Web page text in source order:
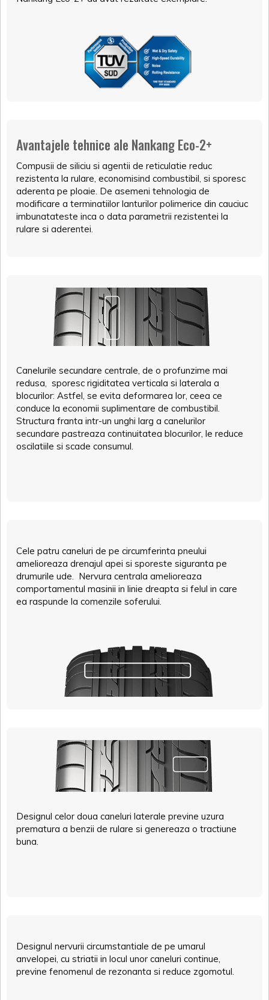
Avantajele tehnice ale Nankang Eco-2+
Compusii de siliciu si agentii de reticulatie reduc
rezistenta la rulare, economisind combustibil, si sporesc
aderenta pe ploaie. De asemeni tehnologia de
modificare a terminatiilor lanturilor polimerice din cauciuc
imbunatateste inca o data parametrii rezistentei la
rulare si aderentei.
Canelurile secundare centrale, de o profunzime mai
redusa, sporesc rigiditatea verticala si laterala a
blocurilor: Astfel, se evita deformarea lor, ceea ce
conduce la economii suplimentare de combustibil.
Structura franta intr-un unghi larg a canelurilor
secundare pastreaza continuitatea blocurilor, le reduce
oscilatiile si scade consumul.
Cele patru caneluri de pe circumferinta pneului
amelioreaza drenajul apei si sporeste siguranta pe
drumurile ude. Nervura centrala amelioreaza
comportamentul masinii in linie dreapta si felul in care
ea raspunde la comenzile soferului.
Designul celor doua caneluri laterale previne uzura
prematura a benzii de rulare si genereaza o tractiune
buna.
Designul nervurii circumstantiale de pe umarul
anvelopei, cu striatii in locul unor caneluri continue,
previne fenomenul de rezonanta si reduce zgomotul.